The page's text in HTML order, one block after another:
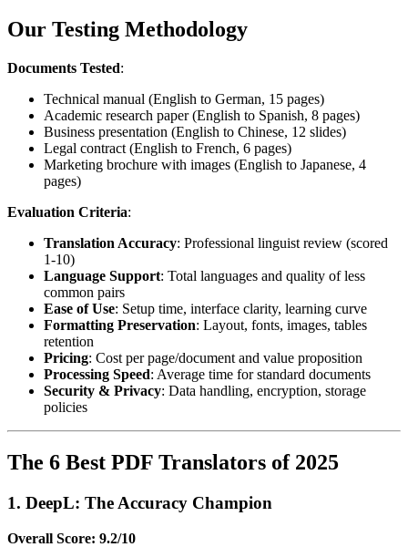
Our Testing Methodology
Documents Tested:
Technical manual (English to German, 15 pages)
Academic research paper (English to Spanish, 8 pages)
Business presentation (English to Chinese, 12 slides)
Legal contract (English to French, 6 pages)
Marketing brochure with images (English to Japanese, 4
pages)
Evaluation Criteria:
Translation Accuracy: Professional linguist review (scored
1-10)
Language Support: Total languages and quality of less
common pairs
Ease of Use: Setup time, interface clarity, learning curve
Formatting Preservation: Layout, fonts, images, tables
retention
Pricing: Cost per page/document and value proposition
Processing Speed: Average time for standard documents
Security & Privacy: Data handling, encryption, storage
policies
The 6 Best PDF Translators of 2025
1. DeepL: The Accuracy Champion
Overall Score: 9.2/10